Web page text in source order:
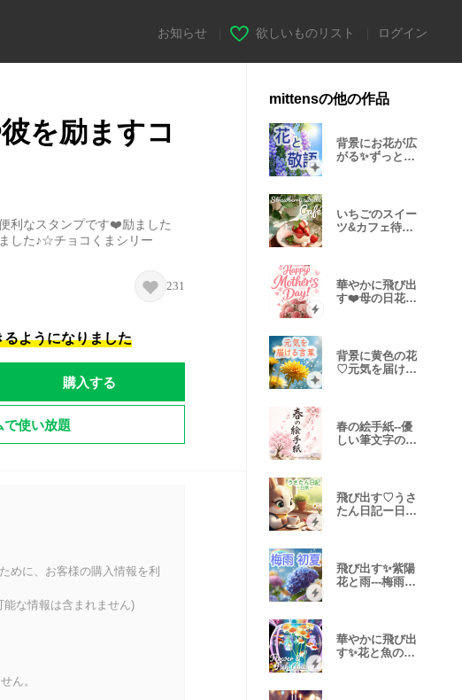
お知らせ 欲しいものリスト ログイン
を励ますコ
利なスタンプです❤️励ました
した♪☆チョコくまシリー
231
ようになりました
購入する
で使い放題
めに、お客様の購入情報を利
な情報は含まれません)
ん。
mittensの他の作品
背景にお花が広
がる✨ずっと使
いちごのスイー
ツ&カフェ待ち
華やかに飛び出
す❤️母の日花束
背景に黄色の花
♡元気を届ける
春の絵手紙--優
しい筆文字のご
飛び出す♡うさ
たん日記ー日常
飛び出す✨紫陽
花と雨---梅雨か
華やかに飛び出
す✨花と魚のア